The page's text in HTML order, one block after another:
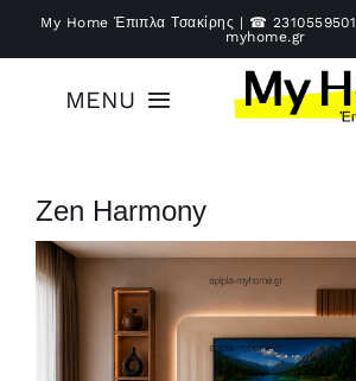
ΜετάβασηMy Home Έπιπλα Τσακίρης | ☎ 2310559501
myhome.gr
MENU
Υπηρεσίες
Zen Harmony